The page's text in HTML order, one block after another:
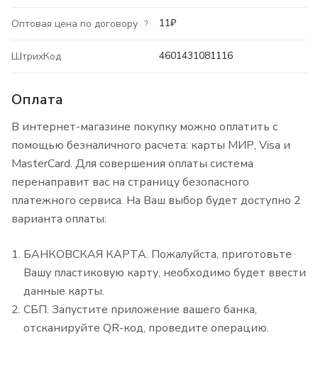
Оптовая цена по договору ? 11₽
ШтрихКод 4601431081116
Оплата
В интернет-магазине покупку можно оплатить с
помощью безналичного расчета: карты МИР, Visa и
MasterCard. Для совершения оплаты система
перенаправит вас на страницу безопасного
платежного сервиса. На Ваш выбор будет доступно 2
варианта оплаты:
БАНКОВСКАЯ КАРТА. Пожалуйста, приготовьте
Вашу пластиковую карту, необходимо будет ввести
данные карты.
СБП. Запустите приложение вашего банка,
отсканируйте QR-код, проведите операцию.